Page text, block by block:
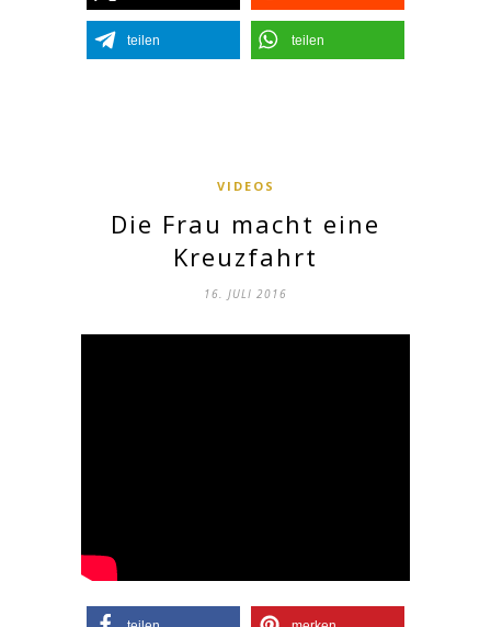
teilen teilen
VIDEOS
Die Frau macht eine
Kreuzfahrt
16. JULI 2016